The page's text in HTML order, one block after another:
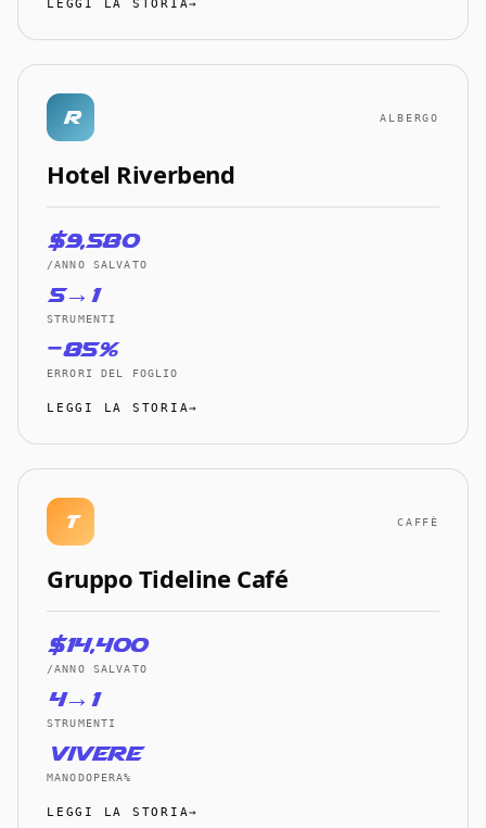
LEGGI LA STORIA→
R ALBERGO
Hotel Riverbend
$9,580
/ANNO SALVATO
5→1
STRUMENTI
−85%
ERRORI DEL FOGLIO
LEGGI LA STORIA→
t CAFFÈ
Gruppo Tideline Café
$14,400
/ANNO SALVATO
4→1
STRUMENTI
vivere
MANODOPERA%
LEGGI LA STORIA→